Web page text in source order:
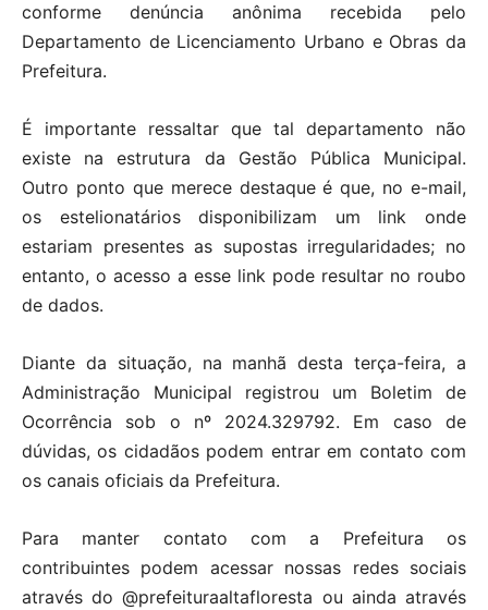
conforme denúncia anônima recebida pelo
Departamento de Licenciamento Urbano e Obras da
Prefeitura.
É importante ressaltar que tal departamento não
existe na estrutura da Gestão Pública Municipal.
Outro ponto que merece destaque é que, no e-mail,
os estelionatários disponibilizam um link onde
estariam presentes as supostas irregularidades; no
entanto, o acesso a esse link pode resultar no roubo
de dados.
Diante da situação, na manhã desta terça-feira, a
Administração Municipal registrou um Boletim de
Ocorrência sob o nº 2024.329792. Em caso de
dúvidas, os cidadãos podem entrar em contato com
os canais oficiais da Prefeitura.
Para manter contato com a Prefeitura os
contribuintes podem acessar nossas redes sociais
através do @prefeituraaltafloresta ou ainda através